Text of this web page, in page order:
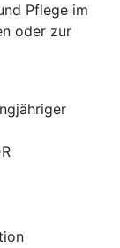
Pflege im
oder zur